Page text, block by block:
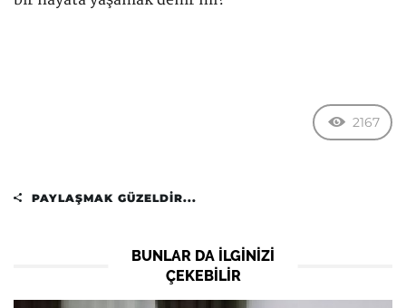
2167
PAYLAŞMAK GÜZELDIR...
BUNLAR DA ILGINIZI
ÇEKEBILIR